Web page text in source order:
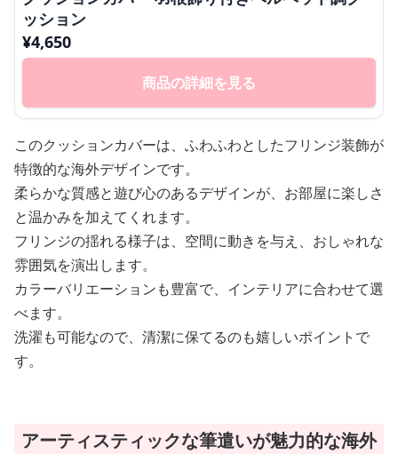
ッション
¥4,650
商品の詳細を見る
このクッションカバーは、ふわふわとしたフリンジ装飾が
特徴的な海外デザインです。
柔らかな質感と遊び心のあるデザインが、お部屋に楽しさ
と温かみを加えてくれます。
フリンジの揺れる様子は、空間に動きを与え、おしゃれな
雰囲気を演出します。
カラーバリエーションも豊富で、インテリアに合わせて選
べます。
洗濯も可能なので、清潔に保てるのも嬉しいポイントで
す。
アーティスティックな筆遣いが魅力的な海外